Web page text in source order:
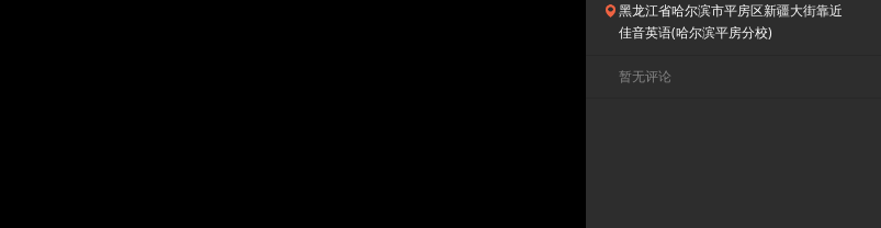
黑龙江省哈尔滨市平房区新疆大街靠近
佳音英语(哈尔滨平房分校)
暂无评论